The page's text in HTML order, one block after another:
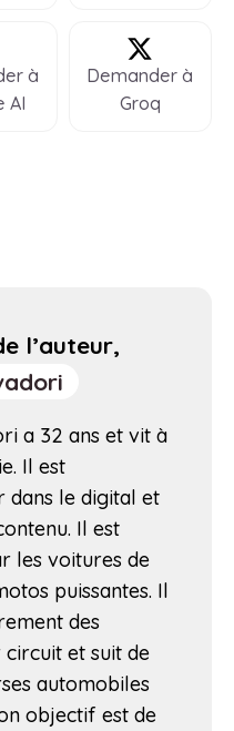
à
AI
Demander à
Groq
l’auteur,
a 32 ans et vit à
Il est
dans le digital et
Il est
les voitures de
puissantes. Il
des
circuit et suit de
automobiles
objectif est de